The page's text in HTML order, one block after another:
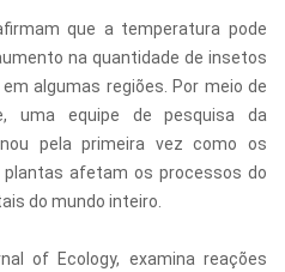
que a temperatura pode
na quantidade de insetos
algumas regiões. Por meio de
uma equipe de pesquisa da
pela primeira vez como os
afetam os processos do
do mundo inteiro.
of Ecology, examina reações